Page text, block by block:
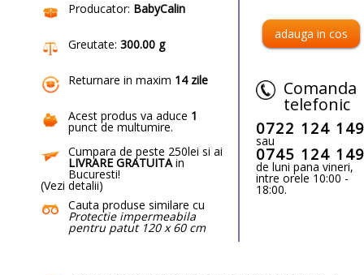
Producator: BabyCalin
Greutate: 300.00 g
Returnare in maxim 14 zile
Acest produs va aduce 1
punct de multumire.
Cumpara de peste 250lei si ai
LIVRARE GRATUITAin
Bucuresti!
(Vezi detalii)
Cauta produse similare cu
Protectie impermeabila
pentru patut 120 x 60 cm
Comanda
telefonic
0722 124 149
sau
0745 124 149
de luni pana vineri,
intre orele 10:00 -
18:00.